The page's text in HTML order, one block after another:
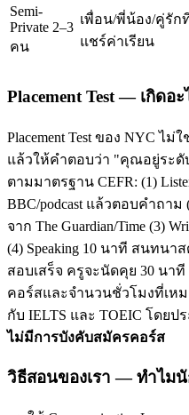
Semi-
Private 2–3
คน
เพื่อน/พี่น้อง/คู่รัก
แชร์ค่าเรียน
Placement Test — เกิดอ
Placement Test ของ NYC ไ
แล้วให้คำตอบว่า "คุณอยู่ระดั
ตามมาตรฐาน CEFR: (1)
BBC/podcast แล้วตอบคำถาม
จาก The Guardian/Time (3)
(4) Speaking 10 นาที สนทนา
สอบเสร็จ ครูจะนัดคุย 30 นา
คอร์สและจำนวนชั่วโมงที่เห
กับ IELTS และ TOEIC โดย
ไม่มีการบังคับสมัครคอร์ส
วิธีสอนของเรา — ทำไมนั